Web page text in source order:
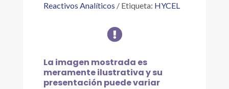
1
Reactivos Analíticos
Etiqueta: HYCEL

La imagen mostrada es
meramente ilustrativa y su
presentación puede variar